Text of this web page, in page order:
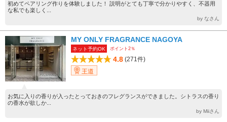
初めてペアリング作りを体験しました！ 説明がとても丁寧で分かりやすく、不器用
な私でも楽しく...
by なさん
MY ONLY FRAGRANCE NAGOYA
ネット予約OK ポイント2％
4.8 (271件)
王道
お気に入りの香りが入ったとっておきのフレグランスができました。シトラスの香り
の香水が欲しか...
by Miiさん